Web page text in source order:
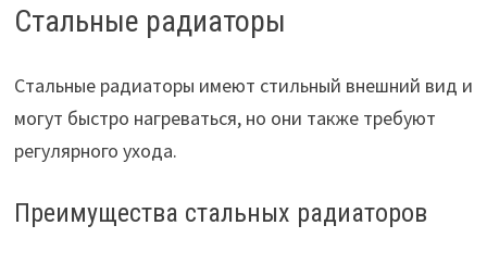
Стальные радиаторы
Стальные радиаторы имеют стильный внешний вид и
могут быстро нагреваться, но они также требуют
регулярного ухода.
Преимущества стальных радиаторов